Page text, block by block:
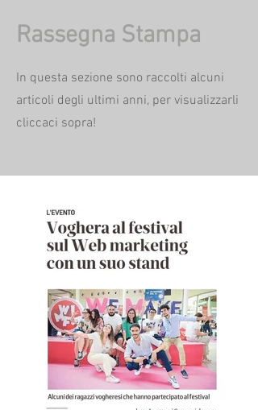
Rassegna Stampa
In questa sezione sono raccolti alcuni
articoli degli ultimi anni, per visualizzarli
cliccaci sopra!